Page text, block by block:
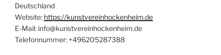
Deutschland
Website: https://kunstvereinhockenheim.de
E-Mail: info@kunstvereinhockenheim.de
Telefonnummer: +496205287388